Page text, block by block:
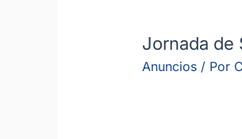
Jornada de
Anuncios/ Por